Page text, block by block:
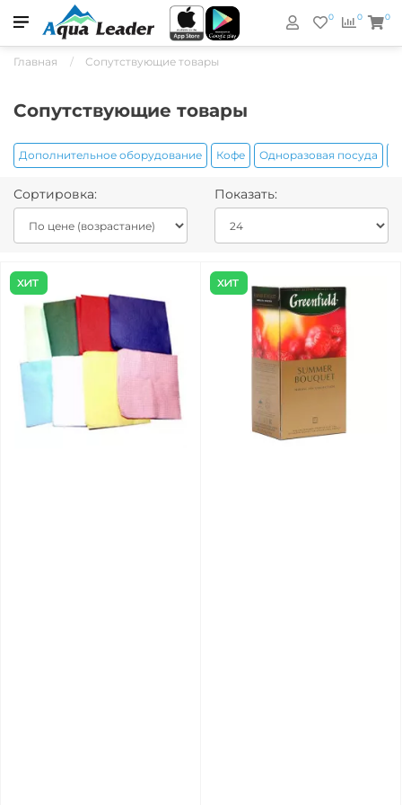
0
0 0
Главная Сопутствующие товары
Сопутствующие товары
Дополнительное оборудование Кофе Одноразовая посуда
Сортировка: Показать: